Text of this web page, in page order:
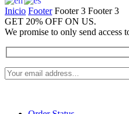
Inicio Footer Footer 3 Footer 3
GET 20% OFF ON US.
We promise to only send access